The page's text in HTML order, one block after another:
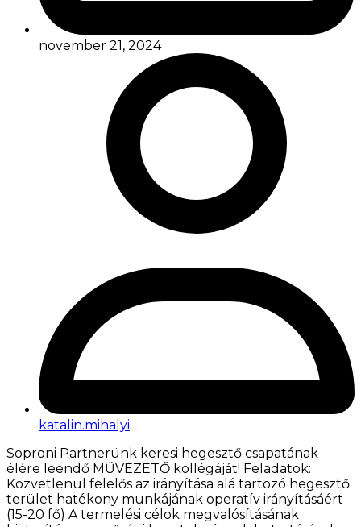
november 21, 2024
katalin.mihalyi
Soproni Partnerünk keresi hegesztő csapatának
élére leendő MŰVEZETŐ kollégáját! Feladatok:
Közvetlenül felelős az irányítása alá tartozó hegesztő
terület hatékony munkájának operatív irányításáért
(15-20 fő) A termelési célok megvalósításának